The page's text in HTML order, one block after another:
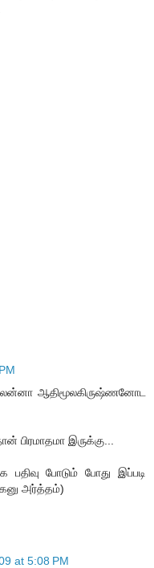
ஆதிமூலகிருஷ்ணனோட
பிரமாதமா இருக்கு...
போடும் போது இப்படி
அர்த்தம்)
at 5:08 PM